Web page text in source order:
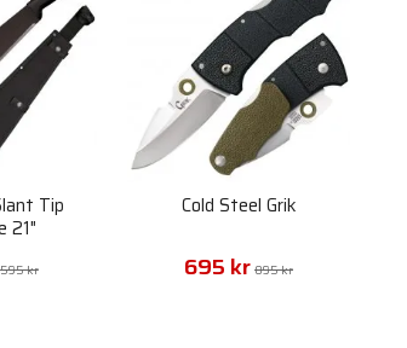
Tip
21"
595 kr
Cold Steel Grik
695 kr 895 kr